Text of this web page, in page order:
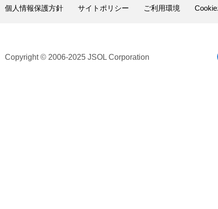
個人情報保護方針 サイトポリシー ご利用環境
Copyright © 2006-2025 JSOL Corporation